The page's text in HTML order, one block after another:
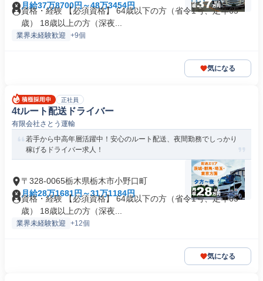
月給37万8700円～48万3454円
資格・経験 【必須資格】 64歳以下の方（省令1号、定年65
歳） 18歳以上の方（深夜...
業界未経験歓迎 +9個
気になる
正社員
4tルート配送ドライバー
有限会社さとう運輸
若手から中高年層活躍中！安心のルート配送、夜間勤務でしっかり
稼げるドライバー求人！
〒328-0065栃木県栃木市小野口町
月給28万1681円～31万1184円
資格・経験 【必須資格】 64歳以下の方（省令1号、定年65
歳） 18歳以上の方（深夜...
業界未経験歓迎 +12個
気になる